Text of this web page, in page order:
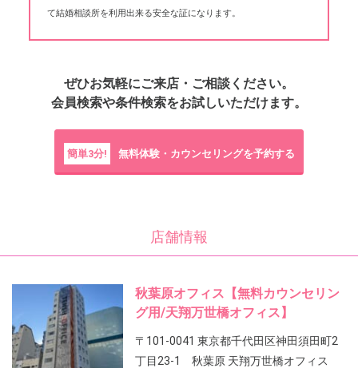
て結婚相談所を利用出来る安全な証になります。
ぜひお気軽にご来店・ご相談ください。
会員検索や条件検索をお試しいただけます。
簡単3分! 無料体験・カウンセリングを予約する
店舗情報
秋葉原オフィス【無料カウンセリン
グ用/天翔万世橋オフィス】
〒101-0041 東京都千代田区神田須田町2
丁目23-1 秋葉原 天翔万世橋オフィス